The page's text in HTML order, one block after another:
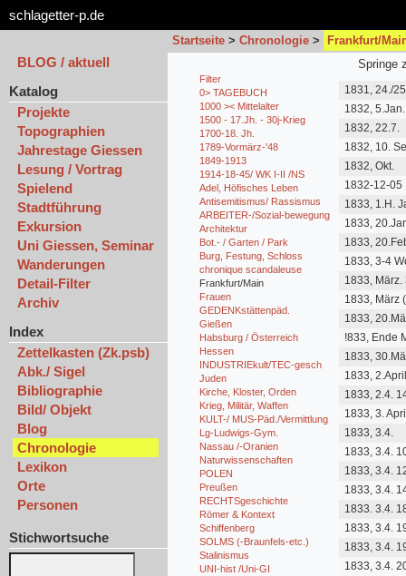
schlagetter-p.de
Startseite > Chronologie > Frankfurt/
BLOG / aktuell
Katalog
Projekte
Topographien
Jahrestage Giessen
Lesung / Vortrag
Spielend
Stadtführung
Exkursion
Uni Giessen, Seminar
Wanderungen
Detail-Filter
Archiv
Index
Zettelkasten (Zk.psb)
Abk./ Sigel
Bibliographie
Bild/ Objekt
Blog
Chronologie
Lexikon
Orte
Personen
Stichwortsuche
Filter
0> TAGEBUCH
1000 >< Mittelalter
1500 - 17.Jh. - 30j-Krieg
1700-18. Jh.
1789-Vormärz-'48
1849-1913
1914-18-45/ WK I-II /NS
Adel, Höfisches Leben
Antisemitismus/ Rassismus
ARBEITER-/Sozial-bewegung
Architektur
Bot.- / Garten / Park
Burg, Festung, Schloss
chronique scandaleuse
Frankfurt/Main
Frauen
GEDENKstättenpäd.
Gießen
Habsburg / Österreich
Hessen
INDUSTRIEkult/TEC-gesch
Juden
Kirche, Kloster, Orden
Krieg, Militär, Waffen
KULT-/ MUS-Päd./Vermittlung
Lg-Ludwigs-Gym.
Nassau /-Oranien
Naturwissenschaften
POLEN
Preußen
RECHTSgeschichte
Römer & Kontext
Schiffenberg
SOLMS (-Braunfels-etc.)
Stalinismus
UNI-hist /Uni-GI
Springe
1831, 24./
1832, 5.Jan.
1832, 22.7.
1832, 10.
1832, Okt.
1832-12-05
1833, 1.H.
1833,
1833,
1833, 3-4
1833, März.
1833, März
1833,
!833, Ende
1833,
1833,
1833, 2.4.
1833, 3.
1833, 3.4.
1833, 3.4.
1833, 3.4.
1833, 3.4.
1833. 3.4.
1833, 3.4.
1833, 3.4.
1833, 3.4.